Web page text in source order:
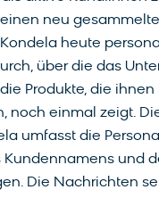
neu
heute
über die das
Produkte, die ihnen
noch einmal zeigt.
umfasst die
Kundennamens und
Die Nachrichten